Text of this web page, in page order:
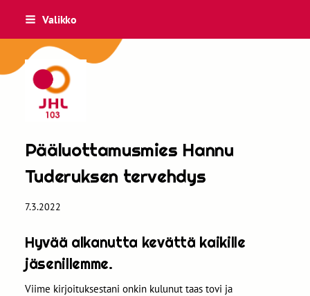
Siirry
sisältöön
Valikko
JHL 103
Pääluottamusmies Hannu
Tuderuksen tervehdys
7.3.2022
Hyvää alkanutta kevättä kaikille
jäsenillemme.
Viime kirjoituksestani onkin kulunut taas tovi ja